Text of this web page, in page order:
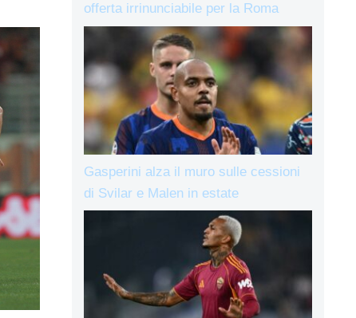
offerta irrinunciabile per la Roma
Gasperini alza il muro sulle cessioni
di Svilar e Malen in estate